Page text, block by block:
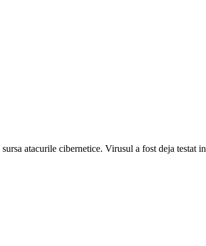
atacurile cibernetice. Virusul a fost deja testat in